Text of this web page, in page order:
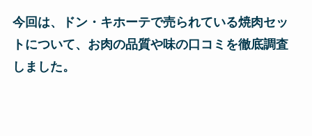
今回は、ドン・キホーテで売られている焼肉セッ
トについて、お肉の品質や味の口コミを徹底調査
しました。